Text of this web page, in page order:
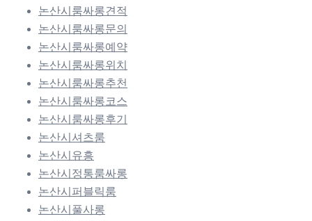
논산시룸싸롱견적
논산시룸싸롱문의
논산시룸싸롱예약
논산시룸싸롱위치
논산시룸싸롱추천
논산시룸싸롱코스
논산시룸싸롱후기
논산시셔츠룸
논산시유흥
논산시정통룸싸롱
논산시퍼블릭룸
논산시풀사롱